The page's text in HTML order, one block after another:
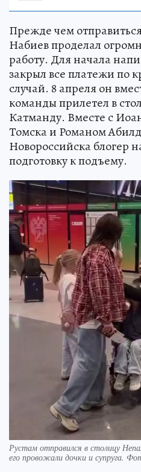
Прежде чем
Набиев проделал
работу. Для начала
закрыл все платежи по
случай. 8 апреля он
команды прилетел в
Катманду. Вместе с
Томска и Романом
Новороссийска блогер
подготовку к подъему.
Рустам отправился в столицу
его провожали дочки и супруга.